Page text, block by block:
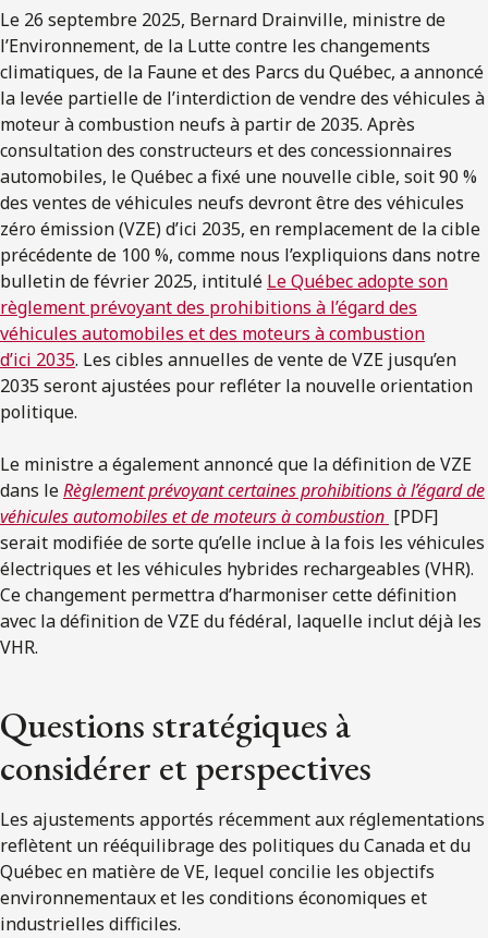
Le 26 septembre 2025, Bernard Drainville, ministre de
l’Environnement, de la Lutte contre les changements
climatiques, de la Faune et des Parcs du Québec, a annoncé
la levée partielle de l’interdiction de vendre des véhicules à
moteur à combustion neufs à partir de 2035. Après
consultation des constructeurs et des concessionnaires
automobiles, le Québec a fixé une nouvelle cible, soit 90 %
des ventes de véhicules neufs devront être des véhicules
zéro émission (VZE) d’ici 2035, en remplacement de la cible
précédente de 100 %, comme nous l’expliquions dans notre
bulletin de février 2025, intitulé Le Québec adopte son
règlement prévoyant des prohibitions à l’égard des
véhicules automobiles et des moteurs à combustion
d’ici 2035. Les cibles annuelles de vente de VZE jusqu’en
2035 seront ajustées pour refléter la nouvelle orientation
politique.
Le ministre a également annoncé que la définition de VZE
dans leRèglement prévoyant certaines prohibitions à l’égard de
véhicules automobiles et de moteurs à combustion [PDF]
serait modifiée de sorte qu’elle inclue à la fois les véhicules
électriques et les véhicules hybrides rechargeables (VHR).
Ce changement permettra d’harmoniser cette définition
avec la définition de VZE du fédéral, laquelle inclut déjà les
VHR.
Questions stratégiques à
considérer et perspectives
Les ajustements apportés récemment aux réglementations
reflètent un rééquilibrage des politiques du Canada et du
Québec en matière de VE, lequel concilie les objectifs
environnementaux et les conditions économiques et
industrielles difficiles.